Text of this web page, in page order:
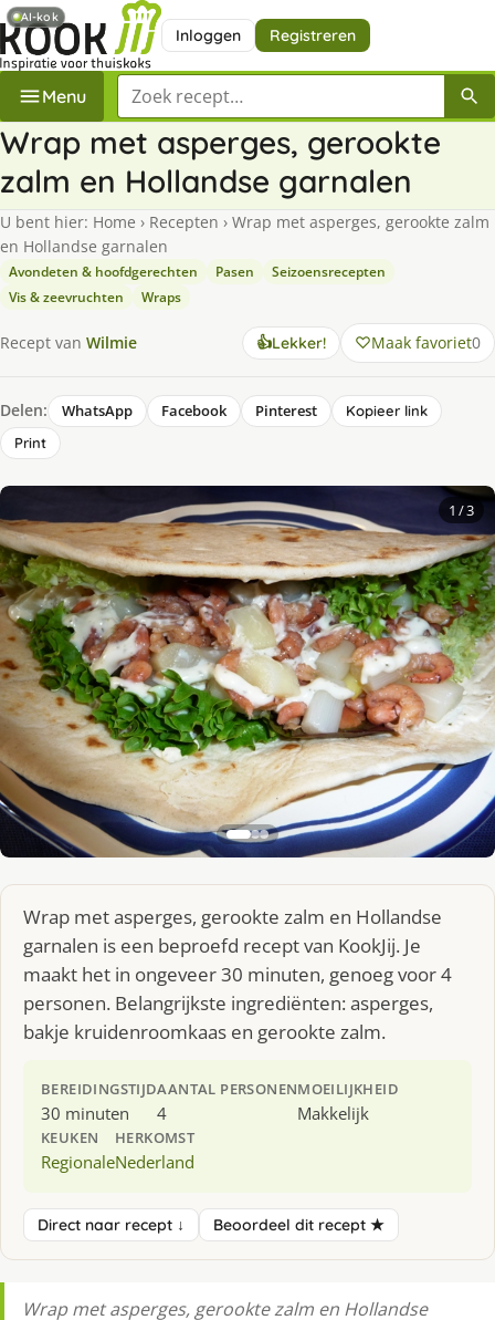
Inloggen Registreren
Menu Zoek een recept
Wrap met asperges, gerookte
zalm en Hollandse garnalen
U bent hier: Home › Recepten › Wrap met asperges, gerookte zalm
en Hollandse garnalen
Avondeten & hoofdgerechten Pasen
Seizoensrecepten
Vis & zeevruchten
Wraps
Recept van Wilmie 👍Lekker! Maak favoriet0
Delen: WhatsApp Facebook Pinterest
Kopieer link
Print
1 / 3
Wrap met asperges, gerookte zalm en Hollandse
garnalen is een beproefd recept van KookJij. Je
maakt het in ongeveer 30 minuten, genoeg voor 4
personen. Belangrijkste ingrediënten: asperges,
bakje kruidenroomkaas en gerookte zalm.
BEREIDINGSTIJD
30 minuten
AANTAL PERSONEN
4
MOEILIJKHEID
Makkelijk
KEUKEN
Regionale
HERKOMST
Nederland
Direct naar recept ↓ Beoordeel dit recept ★
Wrap met asperges, gerookte zalm en Hollandse
AI-kok